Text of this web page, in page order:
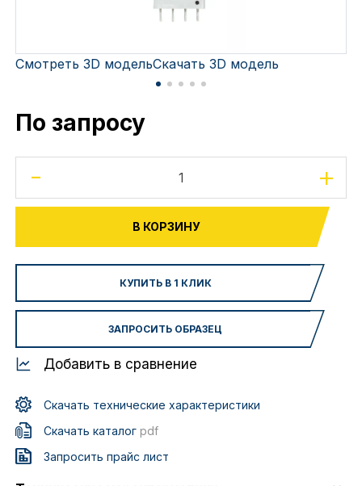
Смотреть 3D модельСкачать 3D модель
По запросу
- +
В КОРЗИНУ
КУПИТЬ В 1 КЛИК
ЗАПРОСИТЬ ОБРАЗЕЦ
Добавить в сравнение
Скачать технические характеристики
Скачать каталогpdf
Запросить прайс лист